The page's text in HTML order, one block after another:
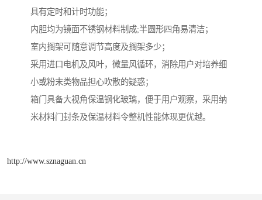
具有定时和计时功能；
内胆均为镜面不锈钢材料制成;半圆形四角易清洁；
室内搁架可随意调节高度及搁架多少；
采用进口电机及风叶，微量风循环，消除用户对培养细
小或粉末类物品担心吹散的疑惑；
箱门具备大视角保温钢化玻璃，便于用户观察，采用纳
米材料门封条及保温材料令整机性能体现更优越。
http://www.sznaguan.cn